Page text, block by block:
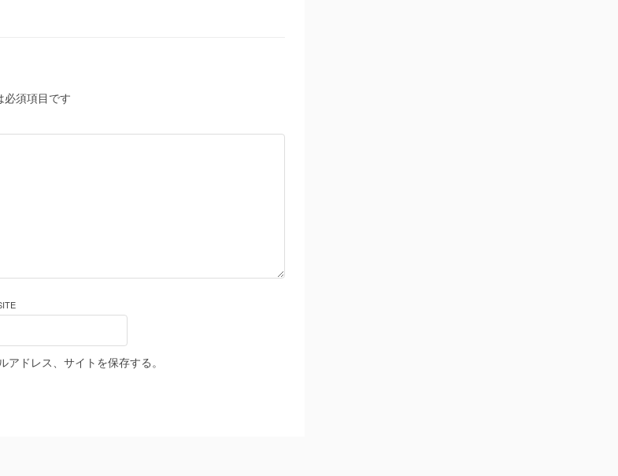
必須項目です
ドレス、サイトを保存する。